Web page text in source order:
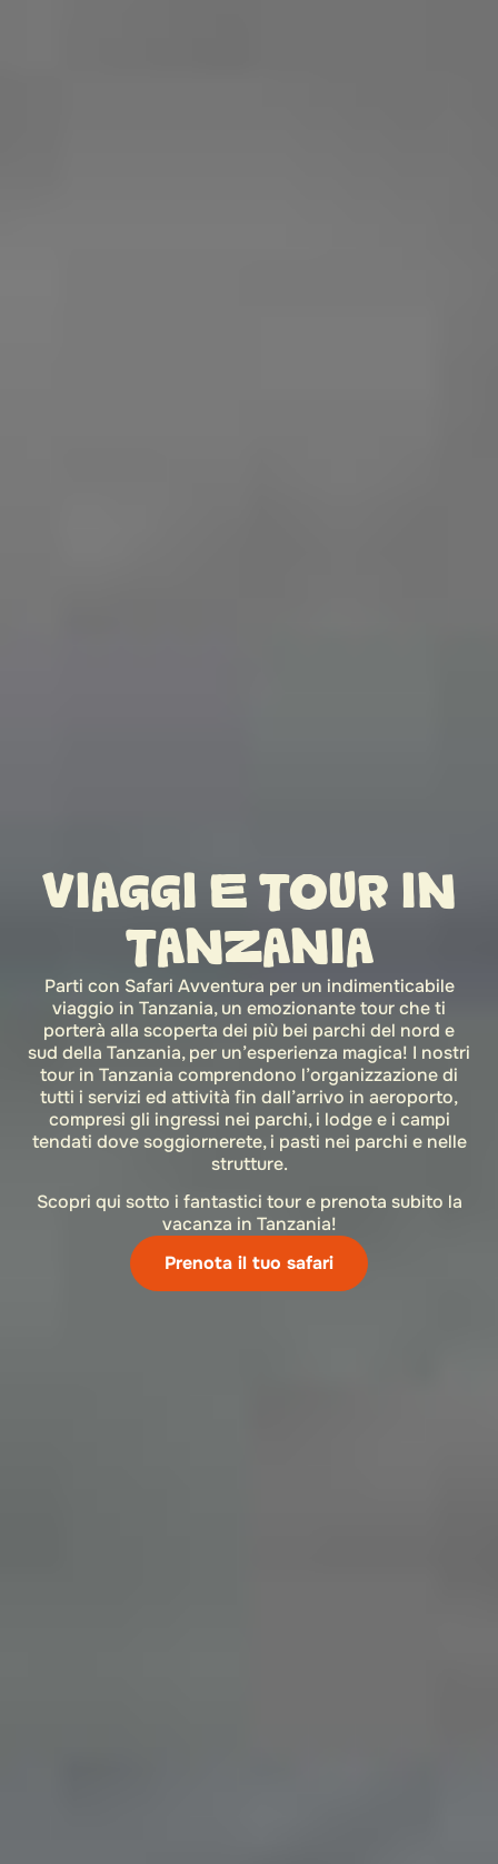
VIAGGI E TOUR IN
TANZANIA
Parti con Safari Avventura per un indimenticabile
viaggio in Tanzania, un emozionante tour che ti
porterà alla scoperta dei più bei parchi del nord e
sud della Tanzania, per un’esperienza magica! I nostri
tour in Tanzania comprendono l’organizzazione di
tutti i servizi ed attività fin dall’arrivo in aeroporto,
compresi gli ingressi nei parchi, i lodge e i campi
tendati dove soggiornerete, i pasti nei parchi e nelle
strutture.
Scopri qui sotto i fantastici tour e prenota subito la
vacanza in Tanzania!
Prenota il tuo safari